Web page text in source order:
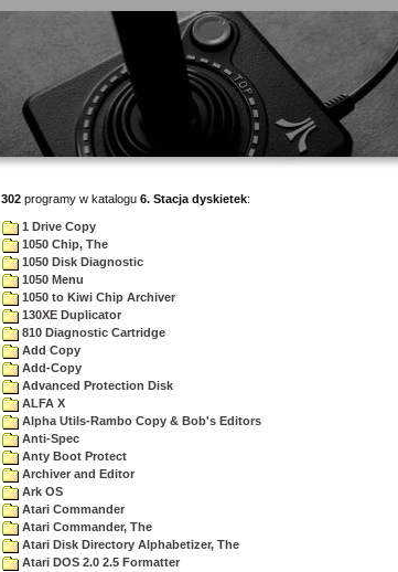
302 programy w katalogu 6. Stacja dyskietek:
1 Drive Copy
1050 Chip, The
1050 Disk Diagnostic
1050 Menu
1050 to Kiwi Chip Archiver
130XE Duplicator
810 Diagnostic Cartridge
Add Copy
Add-Copy
Advanced Protection Disk
ALFA X
Alpha Utils-Rambo Copy & Bob's Editors
Anti-Spec
Anty Boot Protect
Archiver and Editor
Ark OS
Atari Commander
Atari Commander, The
Atari Disk Directory Alphabetizer, The
Atari DOS 2.0 2.5 Formatter